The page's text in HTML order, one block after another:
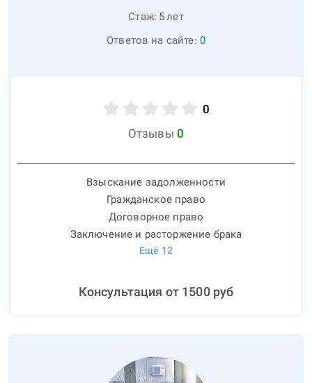
Стаж: 5лет
Ответов на сайте: 0
0
Отзывы 0
Взыскание задолженности
Гражданское право
Договорное право
Заключение и расторжение брака
Ещё 12
Консультация от 1500руб